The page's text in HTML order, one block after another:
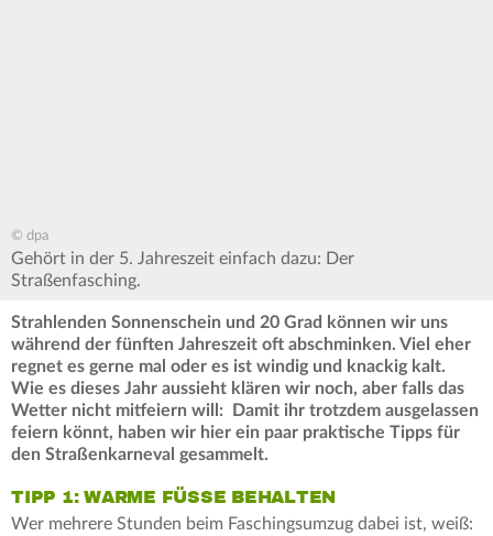
© dpa
Gehört in der 5. Jahreszeit einfach dazu: Der
Straßenfasching.
Strahlenden Sonnenschein und 20 Grad können wir uns
während der fünften Jahreszeit oft abschminken. Viel eher
regnet es gerne mal oder es ist windig und knackig kalt.
Wie es dieses Jahr aussieht klären wir noch, aber falls das
Wetter nicht mitfeiern will: Damit ihr trotzdem ausgelassen
feiern könnt, haben wir hier ein paar praktische Tipps für
den Straßenkarneval gesammelt.
TIPP 1: WARME FÜSSE BEHALTEN
Wer mehrere Stunden beim Faschingsumzug dabei ist, weiß: